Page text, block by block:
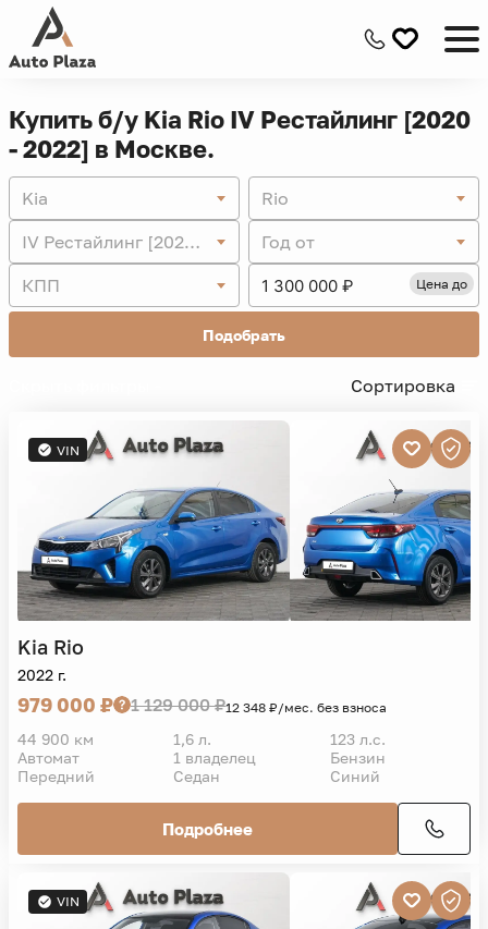
Купить б/у Kia Rio IV Рестайлинг [2020
- 2022] в Москве.
Kia
Rio
IV Рестайлинг [2020 - 2022]
Год от
КПП
Цена до
Подобрать
Сортировка
VIN
Kia Rio
2022 г.
979 000 ₽ 1 129 000 ₽12 348 ₽/мес. без взноса
44 900 км 1,6 л.
123 л.с.
Автомат
1 владелец
Бензин
Передний
Седан Синий
Подробнее
VIN